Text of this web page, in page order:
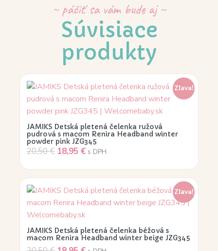
~ páčiť sa vám bude aj ~
Súvisiace
produkty
Zľava!
JAMIKS Detská pletená čelenka ružová
pudrová s macom Renira Headband winter
powder pink JZG345
20,50€ 18,95 € s DPH
Zľava!
JAMIKS Detská pletená čelenka béžová s
macom Renira Headband winter beige JZG345